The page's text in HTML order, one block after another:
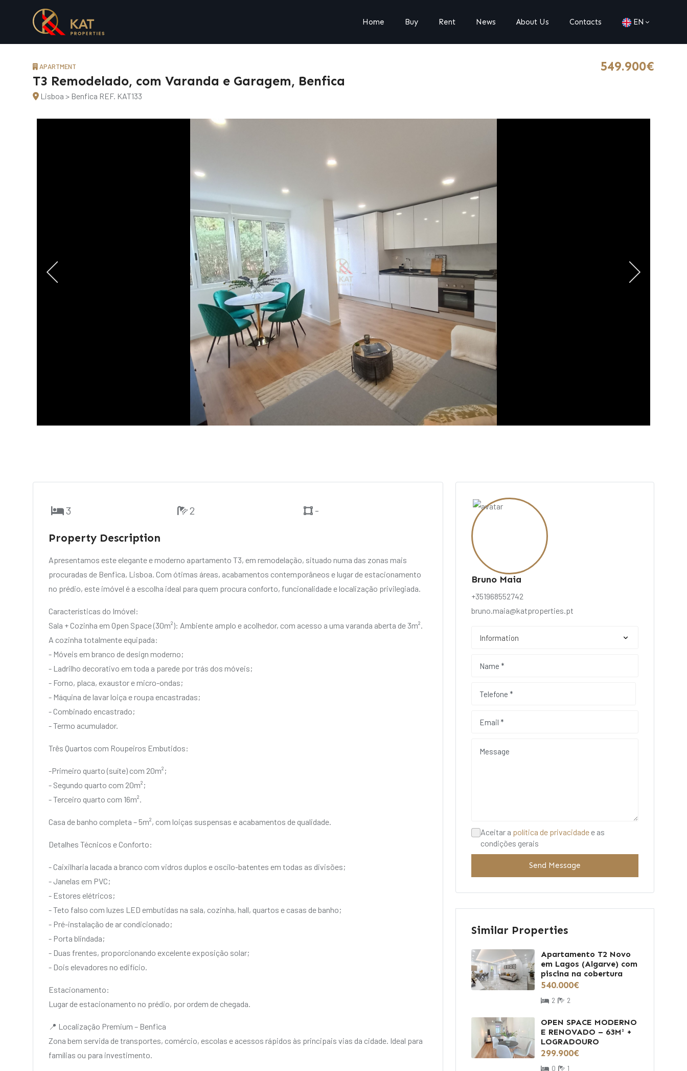
Home Buy Rent News About Us Contacts EN
APARTMENT
T3 Remodelado, com Varanda e Garagem, Benfica
Lisboa > Benfica REF. KAT133
549.900€
Bruno Maia
+351968552742
bruno.maia@katproperties.pt
Aceitar a política de privacidade e as
condições gerais
Send Message
Similar Properties
Apartamento T2 Novo
em Lagos (Algarve) com
piscina na cobertura
540.000€
2 2
OPEN SPACE MODERNO
E RENOVADO – 63M² +
LOGRADOURO
299.900€
0 1
3 2 -
Property Description
Apresentamos este elegante e moderno apartamento T3, em remodelação, situado numa das zonas mais
procuradas de Benfica, Lisboa. Com ótimas áreas, acabamentos contemporâneos e lugar de estacionamento
no prédio, este imóvel é a escolha ideal para quem procura conforto, funcionalidade e localização privilegiada.
Características do Imóvel:
Sala + Cozinha em Open Space (30m²): Ambiente amplo e acolhedor, com acesso a uma varanda aberta de 3m².
A cozinha totalmente equipada:
- Móveis em branco de design moderno;
- Ladrilho decorativo em toda a parede por trás dos móveis;
- Forno, placa, exaustor e micro-ondas;
- Máquina de lavar loiça e roupa encastradas;
- Combinado encastrado;
- Termo acumulador.
Três Quartos com Roupeiros Embutidos:
-Primeiro quarto (suíte) com 20m²;
- Segundo quarto com 20m²;
- Terceiro quarto com 16m².
Casa de banho completa – 5m², com loiças suspensas e acabamentos de qualidade.
Detalhes Técnicos e Conforto:
- Caixilharia lacada a branco com vidros duplos e oscilo-batentes em todas as divisões;
- Janelas em PVC;
- Estores elétricos;
- Teto falso com luzes LED embutidas na sala, cozinha, hall, quartos e casas de banho;
- Pré-instalação de ar condicionado;
- Porta blindada;
- Duas frentes, proporcionando excelente exposição solar;
- Dois elevadores no edifício.
Estacionamento:
Lugar de estacionamento no prédio, por ordem de chegada.
📍 Localização Premium – Benfica
Zona bem servida de transportes, comércio, escolas e acessos rápidos às principais vias da cidade. Ideal para
famílias ou para investimento.